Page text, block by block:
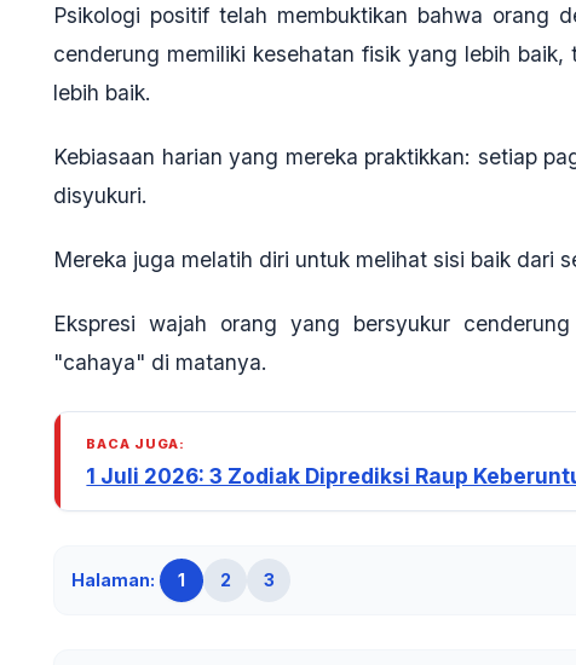
Psikologi positif telah membuktikan bahwa orang
cenderung memiliki kesehatan fisik yang lebih
lebih baik.
Kebiasaan harian yang mereka praktikkan: setiap
disyukuri.
Mereka juga melatih diri untuk melihat sisi baik dari
Ekspresi wajah orang yang bersyukur
"cahaya" di matanya.
BACA JUGA:
1 Juli 2026: 3 Zodiak Diprediksi Raup
Halaman: 1 2 3